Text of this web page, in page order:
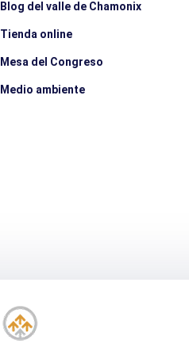
Blog del valle de Chamonix
Tienda online
Mesa del Congreso
Medio ambiente